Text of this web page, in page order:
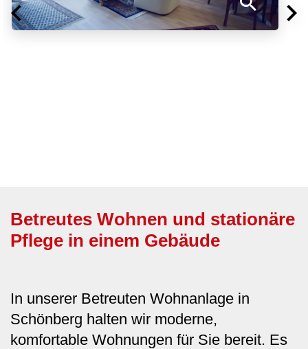
Betreutes Wohnen und stationäre
Pflege in einem Gebäude
In unserer Betreuten Wohnanlage in
Schönberg halten wir moderne,
komfortable Wohnungen für Sie bereit. Es